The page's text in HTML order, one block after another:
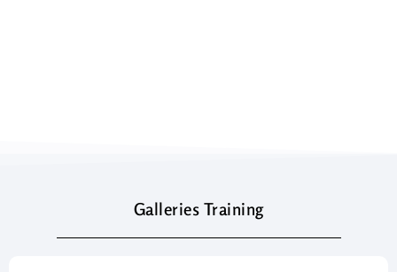
Galleries Training